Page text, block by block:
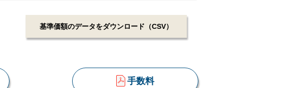
基準価額のデータをダウンロード（CSV）
手数料